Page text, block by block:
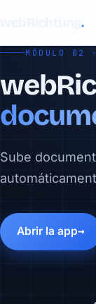
.
MÓDULO 02
Sube
Abrir la app